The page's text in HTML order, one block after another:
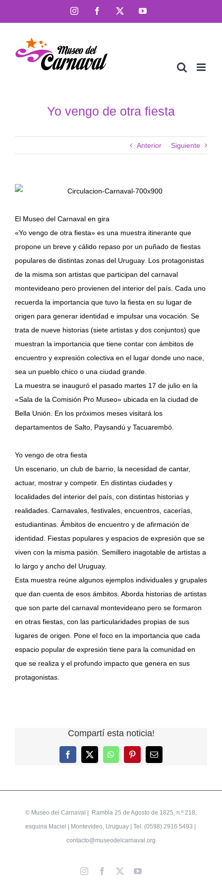
InstagramFacebook YouTube
Yo vengo de otra fiesta
Anterior Siguiente
El Museo del Carnaval en gira
«Yo vengo de otra fiesta» es una muestra itinerante que
propone un breve y cálido repaso por un puñado de fiestas
populares de distintas zonas del Uruguay. Los protagonistas
de la misma son artistas que participan del carnaval
montevideano pero provienen del interior del país. Cada uno
recuerda la importancia que tuvo la fiesta en su lugar de
origen para generar identidad e impulsar una vocación. Se
trata de nueve historias (siete artistas y dos conjuntos) que
muestran la importancia que tiene contar con ámbitos de
encuentro y expresión colectiva en el lugar donde uno nace,
sea un pueblo chico o una ciudad grande.
La muestra se inauguró el pasado martes 17 de julio en la
«Sala de la Comisión Pro Museo» ubicada en la ciudad de
Bella Unión. En los próximos meses visitará los
departamentos de Salto, Paysandú y Tacuarembó.
Yo vengo de otra fiesta
Un escenario, un club de barrio, la necesidad de cantar,
actuar, mostrar y competir. En distintas ciudades y
localidades del interior del país, con distintas historias y
realidades. Carnavales, festivales, encuentros, cacerías,
estudiantinas. Ámbitos de encuentro y de afirmación de
identidad. Fiestas populares y espacios de expresión que se
viven con la misma pasión. Semillero inagotable de artistas a
lo largo y ancho del Uruguay.
Esta muestra reúne algunos ejemplos individuales y grupales
que dan cuenta de esos ámbitos. Aborda historias de artistas
que son parte del carnaval montevideano pero se formaron
en otras fiestas, con las particularidades propias de sus
lugares de origen. Pone el foco en la importancia que cada
espacio popular de expresión tiene para la comunidad en
que se realiza y el profundo impacto que genera en sus
protagonistas.
Compartí esta noticia!
Facebook
X WhatsAppPinterestCorreo
electrónico
© Museo del Carnaval
| Rambla 25 de Agosto de 1825, n.º 218,
esquina Maciel | Montevideo, Uruguay | Tel: (0598) 2916 5493 |
contacto@museodelcarnaval.org
InstagramFacebook YouTube